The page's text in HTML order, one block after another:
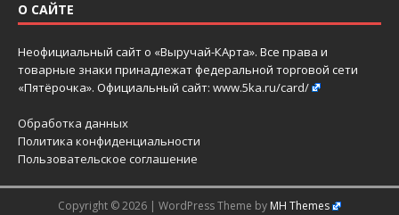
О САЙТЕ
Неофициальный сайт о «Выручай-КАрта». Все права и
товарные знаки принадлежат федеральной торговой сети
«Пятёрочка». Официальный сайт: www.5ka.ru/card/
Обработка данных
Политика конфиденциальности
Пользовательское соглашение
Copyright © 2026 | WordPress Theme by MH Themes